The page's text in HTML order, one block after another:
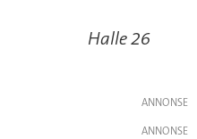
Halle 26